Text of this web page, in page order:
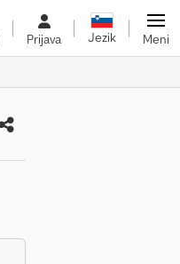
Prijava Jezik Meni